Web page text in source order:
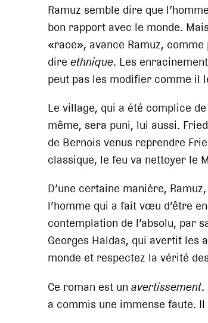
Ramuz semble dire que
bon rapport avec le monde.
«race», avance Ramuz,
dire ethnique. Les
peut pas les modifier comme il
Le village, qui a été complice
même, sera puni, lui aussi.
de Bernois venus reprendre
classique, le feu va nettoyer le
D’une certaine manière,
l’homme qui a fait vœu d’être
contemplation de l’absolu, par
Georges Haldas, qui avertit les
monde et respectez la vérité
Ce roman est un avertissement.
a commis une immense faute.